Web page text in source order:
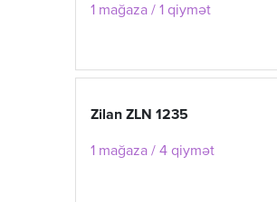
1 mağaza / 1 qiymət
Zilan ZLN 1235
1 mağaza / 4 qiymət